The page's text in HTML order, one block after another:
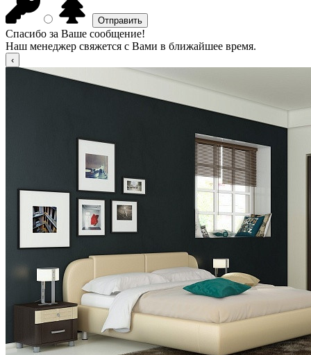
Спасибо за Ваше сообщение!
Наш менеджер свяжется с Вами в ближайшее время.